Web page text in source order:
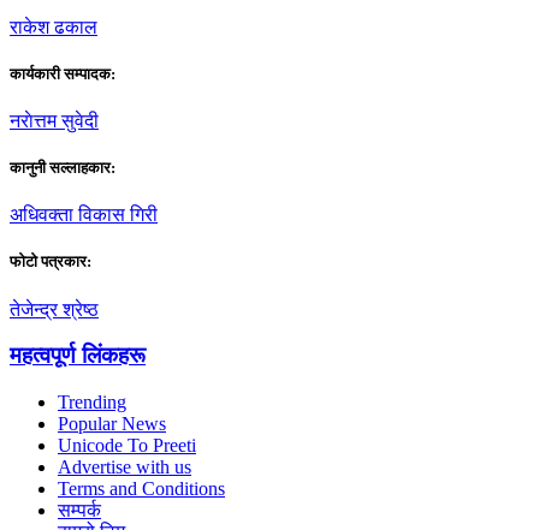
राकेश ढकाल
कार्यकारी सम्पादक:
नराेत्तम सुवेदी
कानुनी सल्लाहकार:
अधिवक्ता विकास गिरी
फाेटाे पत्रकार:
तेजेन्द्र श्रेष्ठ
महत्वपूर्ण लिंकहरू
Trending
Popular News
Unicode To Preeti
Advertise with us
Terms and Conditions
सम्पर्क